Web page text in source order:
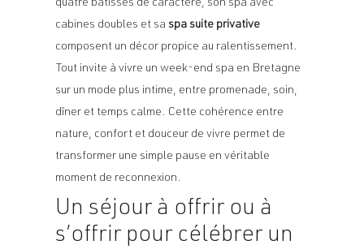
quatre bâtisses de caractère, son spa avec
cabines doubles et sa spa suite privative
composent un décor propice au ralentissement.
Tout invite à vivre un week-end spa en Bretagne
sur un mode plus intime, entre promenade, soin,
dîner et temps calme. Cette cohérence entre
nature, confort et douceur de vivre permet de
transformer une simple pause en véritable
moment de reconnexion.
Un séjour à offrir ou à
s’offrir pour célébrer un